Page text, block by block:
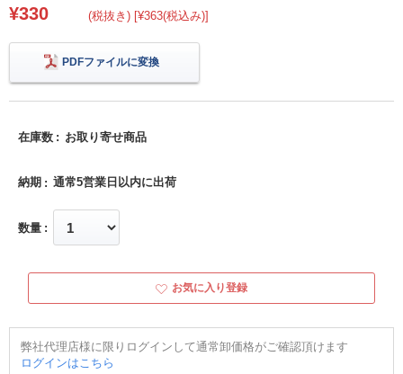
¥330 (税抜き) [¥363(税込み)]
PDFファイルに変換
在庫数 お取り寄せ商品
納期 通常5営業日以内に出荷
数量
お気に入り登録
弊社代理店様に限りログインして通常卸価格がご確認頂けます
ログインはこちら